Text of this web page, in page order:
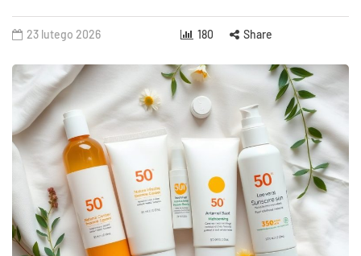
23 lutego 2026 180 Share